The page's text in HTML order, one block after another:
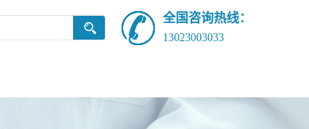
全国咨询热线：
13023003033